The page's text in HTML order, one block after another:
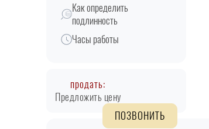
Как определить
подлинность
Часы работы
продать:
Предложить цену
ПОЗВОНИТЬ